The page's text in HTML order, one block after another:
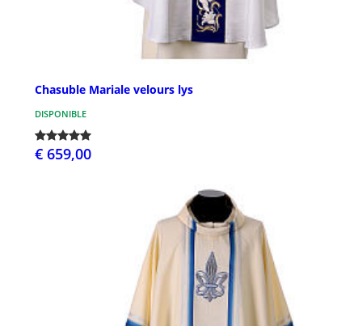
Chasuble Mariale velours lys
DISPONIBLE
€ 659,00